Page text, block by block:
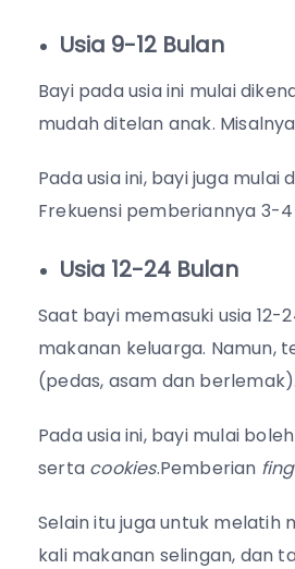
Usia 9-12 Bulan
Bayi pada usia ini mulai
mudah ditelan anak.
Pada usia ini, bayi juga
Frekuensi pemberiannya 3-4
Usia 12-24 Bulan
Saat bayi memasuki usia
makanan keluarga. Namun,
(pedas, asam dan berlemak).
Pada usia ini, bayi mulai
serta cookies.Pemberian
Selain itu juga untuk melatih
kali makanan selingan, dan